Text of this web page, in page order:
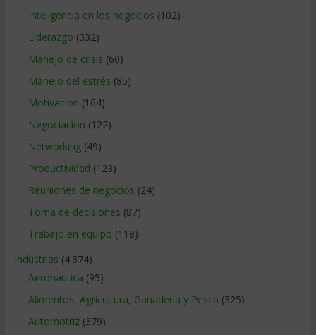
Inteligencia en los negocios (102)
Liderazgo (332)
Manejo de crisis (60)
Manejo del estrés (85)
Motivacion (164)
Negociacion (122)
Networking(49)
Productividad (123)
Reuniones de negocios (24)
Toma de decisiones (87)
Trabajo en equipo (118)
Industrias (4.874)
Aeronautica (95)
Alimentos, Agricultura, Ganaderia y Pesca (325)
Automotriz(379)